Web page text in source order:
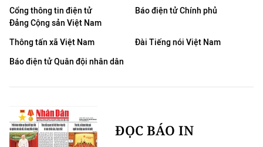
Cổng thông tin điện tử
Đảng Cộng sản Việt Nam
Báo điện tử Chính phủ
Thông tấn xã Việt Nam
Đài Tiếng nói Việt Nam
Báo điện tử Quân đội nhân dân
ĐỌC BÁO IN